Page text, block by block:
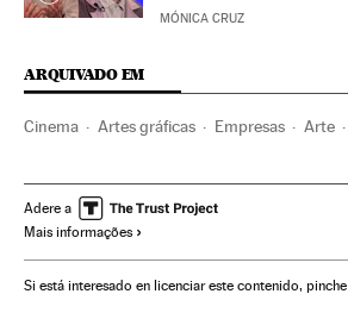
MÓNICA CRUZ
ARQUIVADO EM
Cinema Artes gráficas Empresas Arte
Setor editorial Desenho
Indústria cultural
Adere a
Mais informações
Si está interesado en licenciar este contenido, pinche